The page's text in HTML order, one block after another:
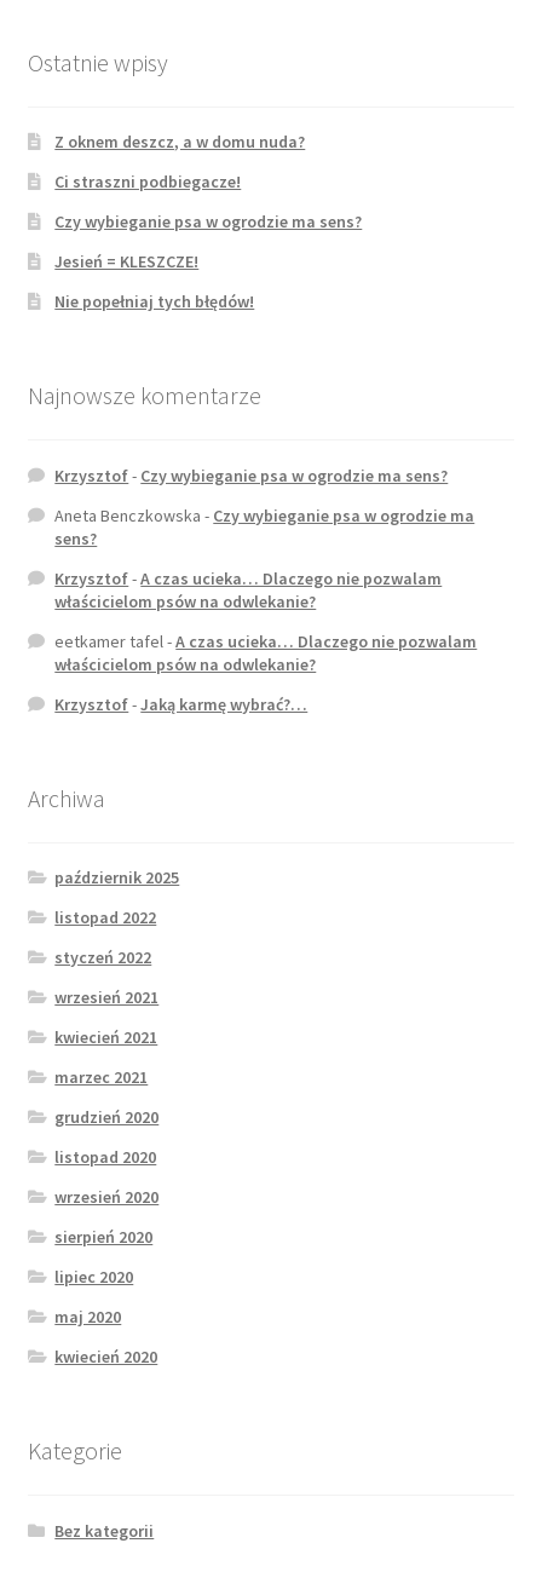
Ostatnie wpisy
Z oknem deszcz, a w domu nuda?
Ci straszni podbiegacze!
Czy wybieganie psa w ogrodzie ma sens?
Jesień = KLESZCZE!
Nie popełniaj tych błędów!
Najnowsze komentarze
Krzysztof- Czy wybieganie psa w ogrodzie ma sens?
Aneta Benczkowska - Czy wybieganie psa w ogrodzie ma
sens?
Krzysztof-A czas ucieka… Dlaczego nie pozwalam
właścicielom psów na odwlekanie?
eetkamer tafel-A czas ucieka… Dlaczego nie pozwalam
właścicielom psów na odwlekanie?
Krzysztof-Jaką karmę wybrać?…
Archiwa
październik 2025
listopad 2022
styczeń 2022
wrzesień 2021
kwiecień 2021
marzec 2021
grudzień 2020
listopad 2020
wrzesień 2020
sierpień 2020
lipiec 2020
maj 2020
kwiecień 2020
Kategorie
Bez kategorii